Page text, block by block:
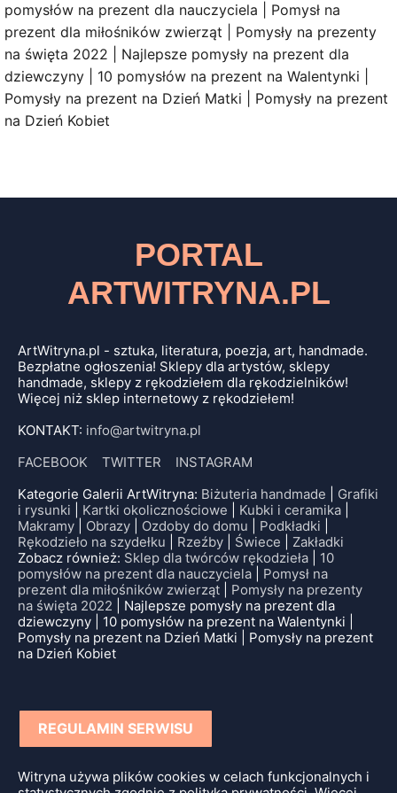
pomysłów na prezent dla nauczyciela | Pomysł na
prezent dla miłośników zwierząt | Pomysły na prezenty
na święta 2022 | Najlepsze pomysły na prezent dla
dziewczyny | 10 pomysłów na prezent na Walentynki |
Pomysły na prezent na Dzień Matki | Pomysły na prezent
na Dzień Kobiet
PORTAL
ARTWITRYNA.PL
ArtWitryna.pl - sztuka, literatura, poezja, art, handmade.
Bezpłatne ogłoszenia! Sklepy dla artystów, sklepy
handmade, sklepy z rękodziełem dla rękodzielników!
Więcej niż sklep internetowy z rękodziełem!
KONTAKT: info@artwitryna.pl
FACEBOOK
TWITTER
INSTAGRAM
Kategorie Galerii ArtWitryna: Biżuteria handmade
Grafiki
i rysunki
Kartki okolicznościowe Kubki i ceramika
Makramy
Obrazy Ozdoby do domu Podkładki
Rękodzieło na szydełku
Rzeźby Świece
Zakładki
Zobacz również: Sklep dla twórców rękodzieła
10
pomysłów na prezent dla nauczyciela
Pomysł na
prezent dla miłośników zwierząt
Pomysły na prezenty
na święta 2022 | Najlepsze pomysły na prezent dla
dziewczyny | 10 pomysłów na prezent na Walentynki |
Pomysły na prezent na Dzień Matki | Pomysły na prezent
na Dzień Kobiet
REGULAMIN SERWISU
Witryna używa plików cookies w celach funkcjonalnych i